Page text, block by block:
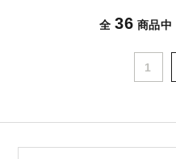
全 36 商品中
1